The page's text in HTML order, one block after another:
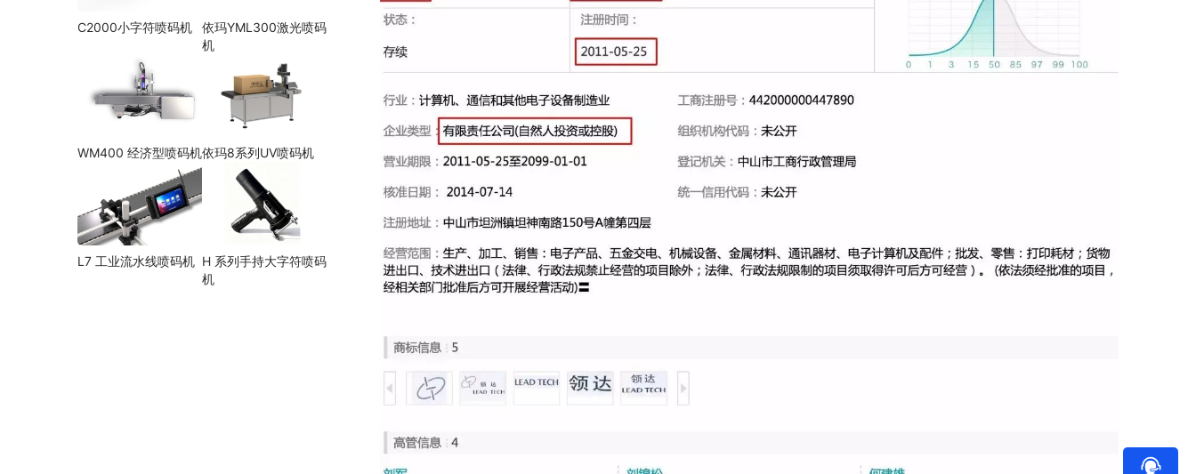
C2000小字符喷码机
依玛YML300激光喷码
机
WM400 经济型喷码机依玛8系列UV喷码机
L7 工业流水线喷码机 H 系列手持大字符喷码
机